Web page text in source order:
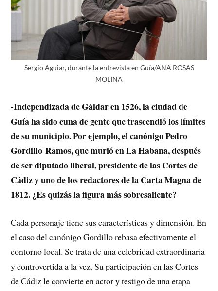
Sergio Aguiar, durante la entrevista en Guía/ANA ROSAS
MOLINA
-Independizada de Gáldar en 1526, la ciudad de
Guía ha sido cuna de gente que trascendió los límites
de su municipio. Por ejemplo, el canónigo Pedro
Gordillo Ramos, que murió en La Habana, después
de ser diputado liberal, presidente de las Cortes de
Cádiz y uno de los redactores de la Carta Magna de
1812. ¿Es quizás la figura más sobresaliente?
Cada personaje tiene sus características y dimensión. En
el caso del canónigo Gordillo rebasa efectivamente el
contorno local. Se trata de una celebridad extraordinaria
y controvertida a la vez. Su participación en las Cortes
de Cádiz le convierte en actor y testigo de una etapa